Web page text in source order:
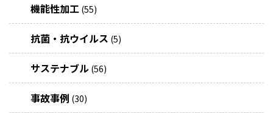
機能性加工 (55)
抗菌・抗ウイルス (5)
サステナブル (56)
事故事例 (30)